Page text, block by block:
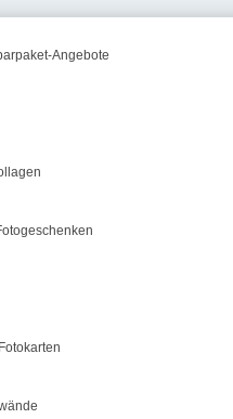
Angebote